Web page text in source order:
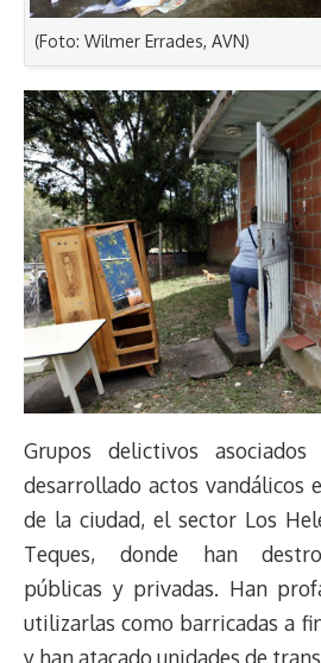
(Foto: Wilmer Errades, AVN)
Grupos delictivos
desarrollado actos vandálicos
de la ciudad, el sector Los
Teques, donde han
públicas y privadas. Han
utilizarlas como barricadas a
y han atacado unidades de